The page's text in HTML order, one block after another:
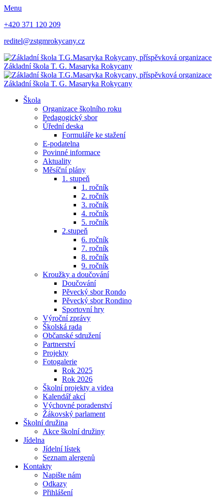
Menu
+420 371 120 209
reditel@zstgmrokycany.cz
Základní škola T. G. Masaryka Rokycany
Základní škola T. G. Masaryka Rokycany
Škola
Organizace školního roku
Pedagogický sbor
Úřední deska
Formuláře ke stažení
E-podatelna
Povinné informace
Aktuality
Měsíční plány
1. stupeň
1. ročník
2. ročník
3. ročník
4. ročník
5. ročník
2.stupeň
6. ročník
7. ročník
8. ročník
9. ročník
Kroužky a doučování
Doučování
Pěvecký sbor Rondo
Pěvecký sbor Rondino
Sportovní hry
Výroční zprávy
Školská rada
Občanské sdružení
Partnerství
Projekty
Fotogalerie
Rok 2025
Rok 2026
Školní projekty a videa
Kalendář akcí
Výchovné poradenství
Žákovský parlament
Školní družina
Akce školní družiny
Jídelna
Jídelní lístek
Seznam alergenů
Kontakty
Napište nám
Odkazy
Přihlášení